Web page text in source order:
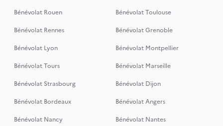
Bénévolat Rouen
Bénévolat Toulouse
Bénévolat Rennes
Bénévolat Grenoble
Bénévolat Lyon
Bénévolat Montpellier
Bénévolat Tours
Bénévolat Marseille
Bénévolat Strasbourg
Bénévolat Dijon
Bénévolat Bordeaux
Bénévolat Angers
Bénévolat Nancy
Bénévolat Nantes